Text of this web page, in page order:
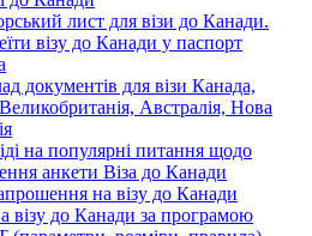
лист для візи до Канади.
візу до Канади у паспорт
документів для візи Канада,
Австралія, Нова
на популярні питання щодо
анкети Віза до Канади
на візу до Канади
візу до Канади за програмою